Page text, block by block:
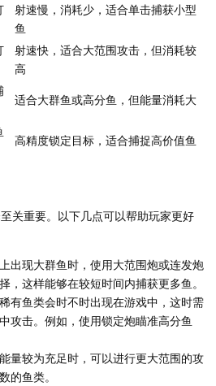
射速慢，消耗少，适合单击捕获小型
鱼
射速快，适合大范围攻击，但消耗较
高
适合大群鱼或高分鱼，但能量消耗大
高精度锁定目标，适合捕捉高价值鱼
关重要。以下几点可以帮助玩家更好
出现大群鱼时，使用大范围炮或连发炮
，这样能够在较短时间内捕获更多鱼。
稀有鱼类会时不时出现在游戏中，这时需
攻击。例如，使用锁定炮瞄准高分鱼
量较为充足时，可以进行更大范围的攻
的鱼类。